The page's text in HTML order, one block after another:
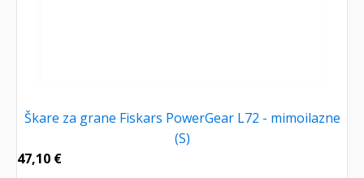
Škare za grane Fiskars PowerGear L72 - mimoilazne
(S)
47,10 €